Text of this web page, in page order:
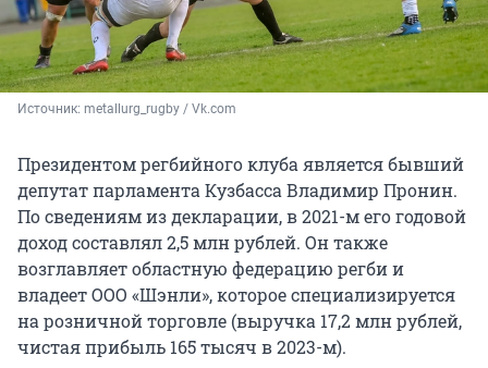
Источник: metallurg_rugby / Vk.com
Президентом регбийного клуба является бывший
депутат парламента Кузбасса Владимир Пронин.
По сведениям из декларации, в 2021-м его годовой
доход составлял 2,5 млн рублей. Он также
возглавляет областную федерацию регби и
владеет ООО «Шэнли», которое специализируется
на розничной торговле (выручка 17,2 млн рублей,
чистая прибыль 165 тысяч в 2023-м).